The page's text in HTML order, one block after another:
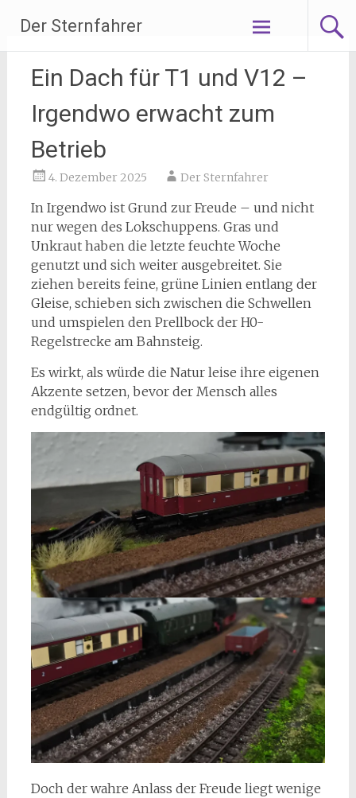
Inhalt
springen
Der Sternfahrer
Ein Dach für T1 und V12 –
Irgendwo erwacht zum
Betrieb
4. Dezember 2025 Der Sternfahrer
In Irgendwo ist Grund zur Freude – und nicht
nur wegen des Lokschuppens. Gras und
Unkraut haben die letzte feuchte Woche
genutzt und sich weiter ausgebreitet. Sie
ziehen bereits feine, grüne Linien entlang der
Gleise, schieben sich zwischen die Schwellen
und umspielen den Prellbock der H0-
Regelstrecke am Bahnsteig.
Es wirkt, als würde die Natur leise ihre eigenen
Akzente setzen, bevor der Mensch alles
endgültig ordnet.
Doch der wahre Anlass der Freude liegt wenige